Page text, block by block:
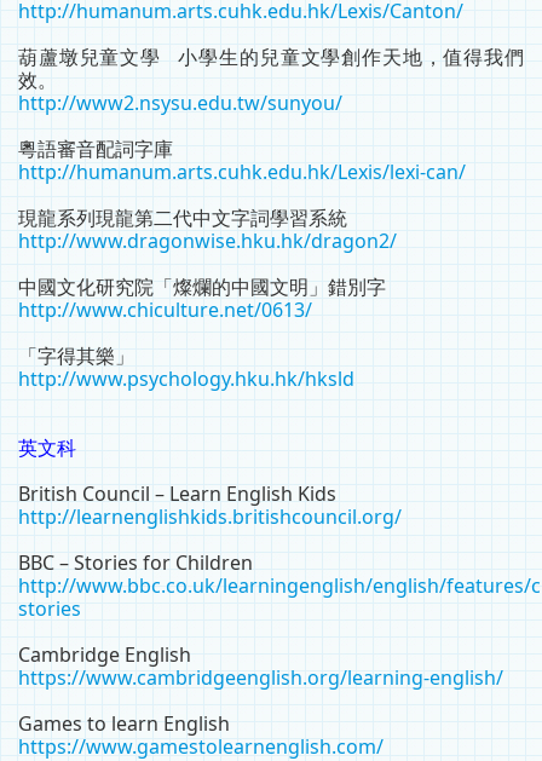
http://humanum.arts.cuhk.edu.hk/Lexis/Canton/
葫蘆墩兒童文學 小學生的兒童文學創作天地，值得我們
效。
http://www2.nsysu.edu.tw/sunyou/
粵語審音配詞字庫
http://humanum.arts.cuhk.edu.hk/Lexis/lexi-can/
現龍系列現龍第二代中文字詞學習系統
http://www.dragonwise.hku.hk/dragon2/
中國文化研究院「燦爛的中國文明」錯別字
http://www.chiculture.net/0613/
「字得其樂」
http://www.psychology.hku.hk/hksld
英文科
British Council – Learn English Kids
http://learnenglishkids.britishcouncil.org/
BBC – Stories for Children
http://www.bbc.co.uk/learningenglish/english/features/
stories
Cambridge English
https://www.cambridgeenglish.org/learning-english/
Games to learn English
https://www.gamestolearnenglish.com/